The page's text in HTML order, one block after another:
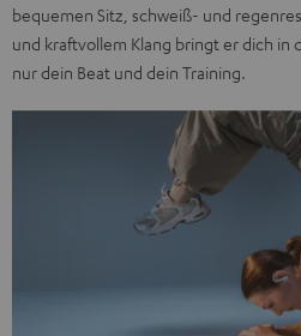
bequemen Sitz, schweiß- und
und kraftvollem Klang bringt er dich in
nur dein Beat und dein Training.